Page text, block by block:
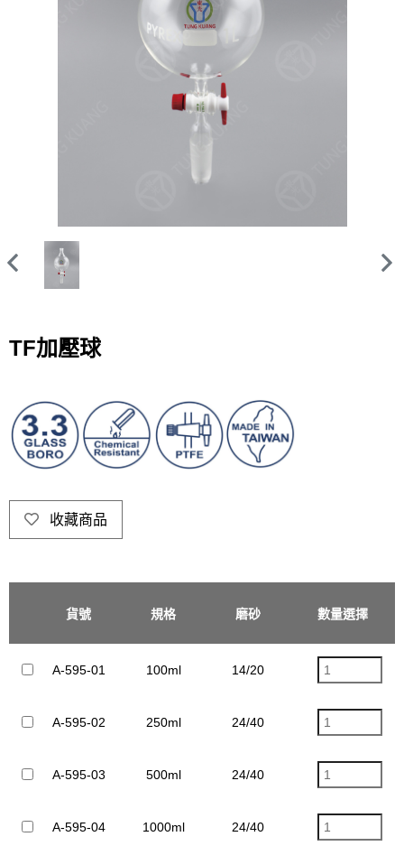
TF加壓球
收藏商品
貨號 規格 磨砂
活栓內孔
徑
數量選擇
A-595-01 100ml 14/20 2.5mm
A-595-02 250ml 24/40 4mm
A-595-03 500ml 24/40 4mm
A-595-04 1000ml 24/40 4mm